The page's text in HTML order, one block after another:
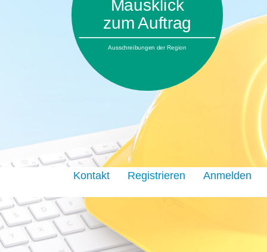
Mausklick
zum Auftrag
Ausschreibungen der Region
Kontakt Registrieren Anmelden